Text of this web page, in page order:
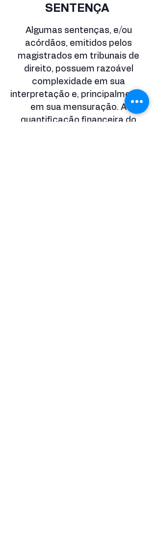
SENTENÇA
Algumas sentenças, e/ou
acórdãos, emitidos pelos
magistrados em tribunais de
direito, possuem razoável
complexidade em sua
interpretação e, principalmente,
em sua mensuração. A
quantificação financeira do